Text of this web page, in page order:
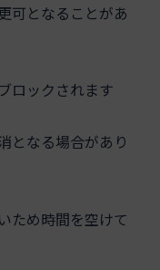
可となることがあ
ロックされます
となる場合があり
ため時間を空けて